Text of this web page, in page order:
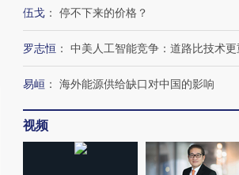
伍戈 ： 停不下来的价格？
罗志恒 ： 中美人工智能竞争：道路比技术
易峘 ： 海外能源供给缺口对中国的影响
视频